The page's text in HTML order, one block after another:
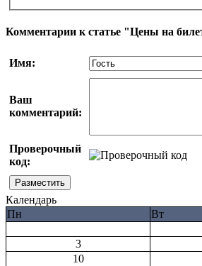
Комментарии к статье "Цены на
Имя:
Ваш
комментарий:
Проверочный
код:
Календарь
Пн
Вт
3
10